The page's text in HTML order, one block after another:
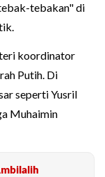
tebakan" di
koordinator
Putih. Di
seperti Yusril
Muhaimin